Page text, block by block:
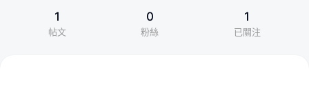
1
帖文
0
粉絲
1
已關注